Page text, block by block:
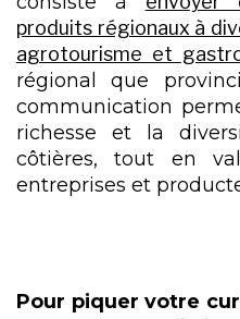
produits régionaux à
agrotourisme et
régional que
communication
richesse et la
côtières, tout en
entreprises et
Pour piquer votre